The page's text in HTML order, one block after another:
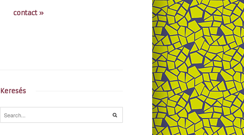
contact »
Keresés